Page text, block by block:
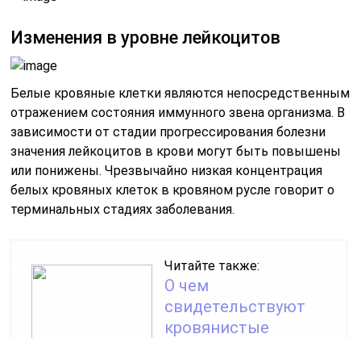
Изменения в уровне лейкоцитов
Белые кровяные клетки являются непосредственным
отражением состояния иммунного звена организма. В
зависимости от стадии прогрессирования болезни
значения лейкоцитов в крови могут быть повышены
или понижены. Чрезвычайно низкая концентрация
белых кровяных клеток в кровяном русле говорит о
терминальных стадиях заболевания.
Читайте также:
О чем
свидетельствуют
кровянистые